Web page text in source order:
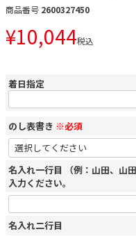
商品番号 2600327450
¥10,044税込
着日指定
のし表書き ※必須
名入れ一行目 （例：山田、
入力ください。
名入れ二行目